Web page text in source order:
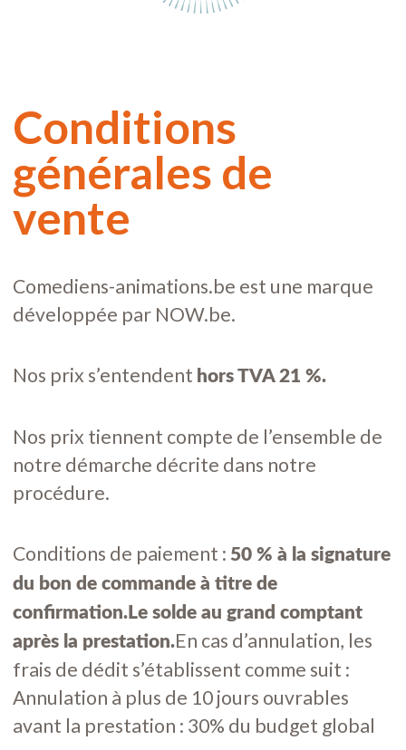
Conditions
générales de
vente
Comediens-animations.be est une marque
développée par NOW.be.
Nos prix s’entendent hors TVA 21 %.
Nos prix tiennent compte de l’ensemble de
notre démarche décrite dans notre
procédure.
Conditions de paiement : 50 % à la signature
du bon de commande à titre de
confirmation.Le solde au grand comptant
après la prestation.En cas d’annulation, les
frais de dédit s’établissent comme suit :
Annulation à plus de 10 jours ouvrables
avant la prestation : 30% du budget global